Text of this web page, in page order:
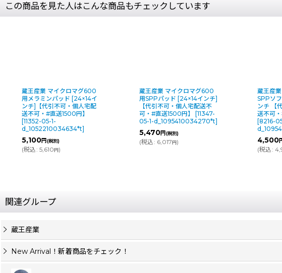
この商品を見た人はこんな商品もチェックしています
ロマグ600
[24×14イ
個人宅配
円】
蔵王産業 マイクロマグ600
用SPPパッド [24×14インチ]
【代引不可・個人宅配送不
可・#直送1500円】
11347-
05-1-d_1095410034270*t]
5,470
蔵王産業 エッジ20-ISO用
SPPソフトパッド 14×20イ
ンチ 【代引不可・個人宅配
送不可・#直送1500円】
[8216-05-1-
関連グループ
蔵王産業
New Arrival！新着商品をチェック！